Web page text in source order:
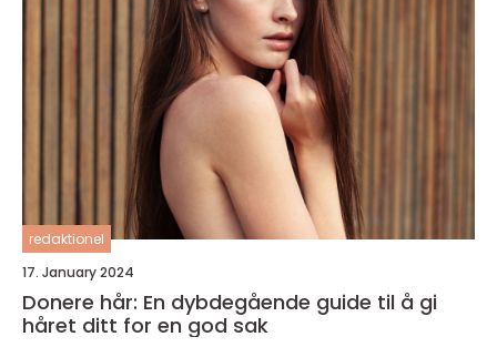
redaktionel
17. January 2024
Donere hår: En dybdegående guide til å gi
håret ditt for en god sak